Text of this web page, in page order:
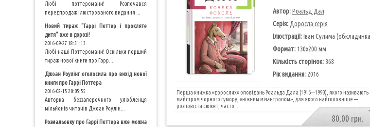
Автор:Роальд Дал
Серія: Доросла серія
Ілюстрації:Іван Сулима
Формат: 130х200 мм
Кількість сторінок: 368
Рік видання: 2016
Перша книжка «дорослих» оповідань Роальда Дала (1916—1990), якого називають
майстром чорного гумору, «ніжним мізантропом», для якого найголовніше —
розповісти сюжет, часто ...
80,00 грн.
Любі поттеромани! Розпочався
передпродаж ілюстрованого видання ...
Новий тираж "Гаррі Поттер і прокляте
дитя" вже в дорозі!
2016-09-27 18:51:13
Любі наші Поттеромани! Оскільки перший
тираж нової книги про Гарр...
Джоан Роулінг оголосила про вихід нової
книги про Гаррі Поттера
2016-02-15 20:05:55
Авторка беззаперечного улюбленця
мільйонів читачів Джоан Роулін...
Розмальовку про Гаррі Поттера вже можна